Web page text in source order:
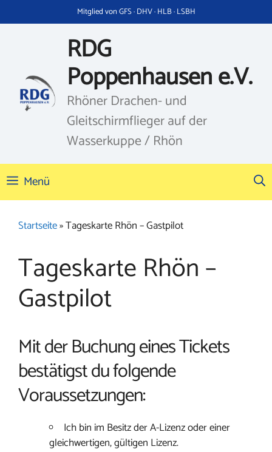
Inhalt
Mitglied von GFS · DHV · HLB · LSBH
RDG
Poppenhausen e.V.
Rhöner Drachen- und
Gleitschirmflieger auf der
Wasserkuppe / Rhön
Menü
Startseite»Tageskarte Rhön – Gastpilot
Tageskarte Rhön –
Gastpilot
Mit der Buchung eines Tickets
bestätigst du folgende
Voraussetzungen:
Ich bin im Besitz der A-Lizenz oder einer
gleichwertigen, gültigen Lizenz.